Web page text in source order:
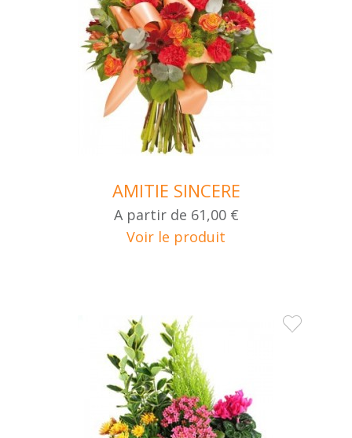
AMITIE SINCERE
A partir de 61,00 €
Voir le produit